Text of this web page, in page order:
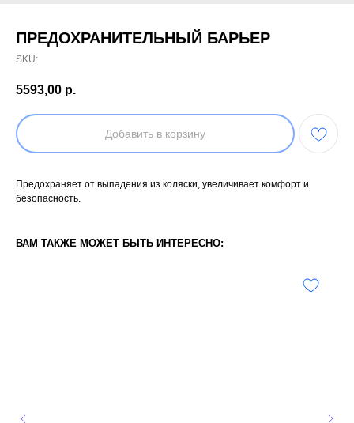
ПРЕДОХРАНИТЕЛЬНЫЙ БАРЬЕР
SKU:
5593,00 р.
Добавить в корзину
Предохраняет от выпадения из коляски, увеличивает комфорт и
безопасность.
ВАМ ТАКЖЕ МОЖЕТ БЫТЬ ИНТЕРЕСНО: